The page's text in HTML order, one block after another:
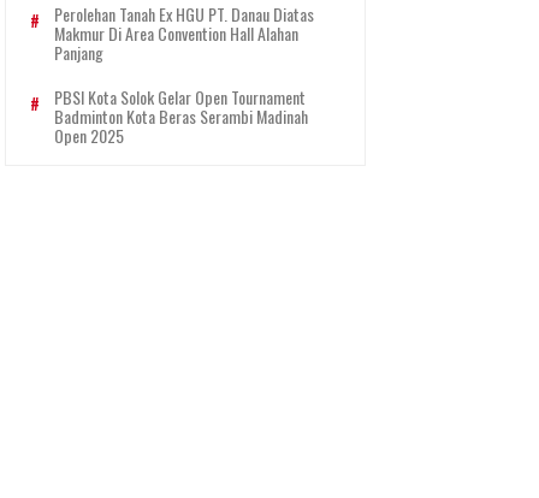
Perolehan Tanah Ex HGU PT. Danau Diatas
Makmur Di Area Convention Hall Alahan
Panjang
PBSI Kota Solok Gelar Open Tournament
Badminton Kota Beras Serambi Madinah
Open 2025